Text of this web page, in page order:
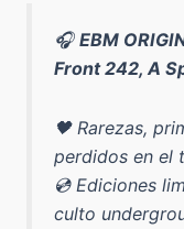
🎧EBM
Front 242, A
🖤 Rarezas,
perdidos en el
💿 Ediciones
culto